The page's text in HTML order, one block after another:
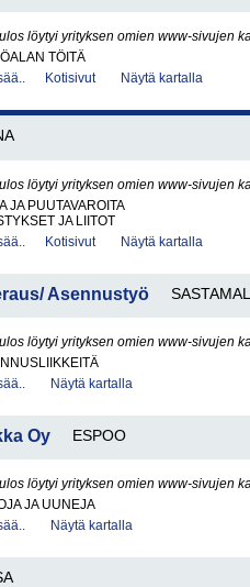
löytyi yrityksen omien www-sivujen
TÖITÄ
Kotisivut Näytä kartalla
löytyi yrityksen omien www-sivujen
JA PUUTAVAROITA
JA LIITOT
Kotisivut Näytä kartalla
Asennustyö
löytyi yrityksen omien www-sivujen
Näytä kartalla
Oy ESPOO
löytyi yrityksen omien www-sivujen
JA UUNEJA
Näytä kartalla